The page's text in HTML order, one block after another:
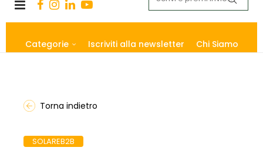
Categorie Iscriviti alla newsletter Chi Siamo
Torna indietro
SOLAREB2B